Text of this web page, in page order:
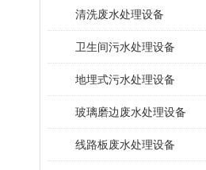
清洗废水处理设备
卫生间污水处理设备
地埋式污水处理设备
玻璃磨边废水处理设备
线路板废水处理设备